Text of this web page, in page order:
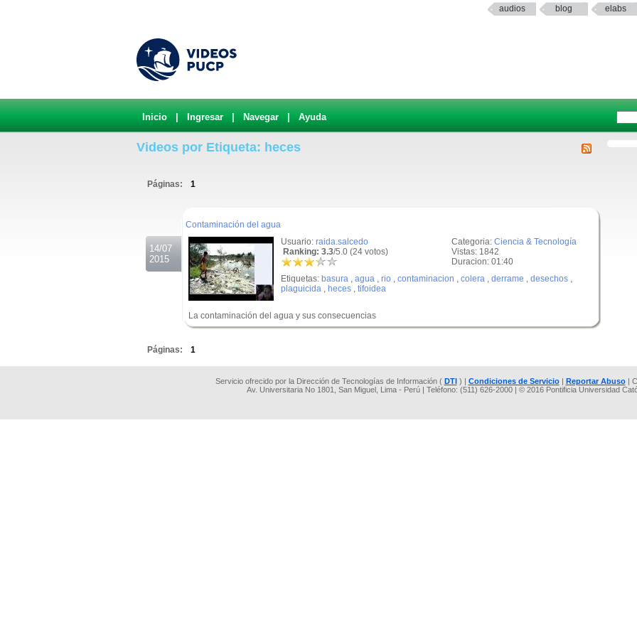
audios blog elabs
Inicio Ingresar Navegar Ayuda
Videos por Etiqueta: heces
Páginas: 1
14/07
2015
Contaminación del agua
Categoria: Ciencia & Tecnología
Vistas: 1842
Duracion: 01:40
Usuario: raida.salcedo
Ranking: 3.3/5.0 (24 votos)
Etiquetas: basura , agua , rio , contaminacion , colera , derrame , desechos ,
plaguicida , heces , tifoidea
La contaminación del agua y sus consecuencias
Páginas: 1
Servicio ofrecido por la Dirección de Tecnologías de Información ( DTI) | Condiciones de Servicio| Reportar Abuso|
Av. Universitaria No 1801, San Miguel, Lima - Perú | Teléfono: (511) 626-2000 | © 2016 Pontificia Universidad